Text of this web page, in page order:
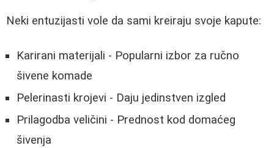
Neki entuzijasti vole da sami kreiraju svoje kapute:
Karirani materijali - Popularni izbor za ručno
šivene komade
Pelerinasti krojevi - Daju jedinstven izgled
Prilagodba veličini - Prednost kod domaćeg
šivenja